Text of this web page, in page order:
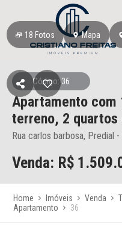
18 Fotos Mapa
Código: 36
Apartamento com
terreno, 2 quartos
Rua carlos barbosa, Predial
Venda: R$
Home Imóveis Venda
Apartamento
36